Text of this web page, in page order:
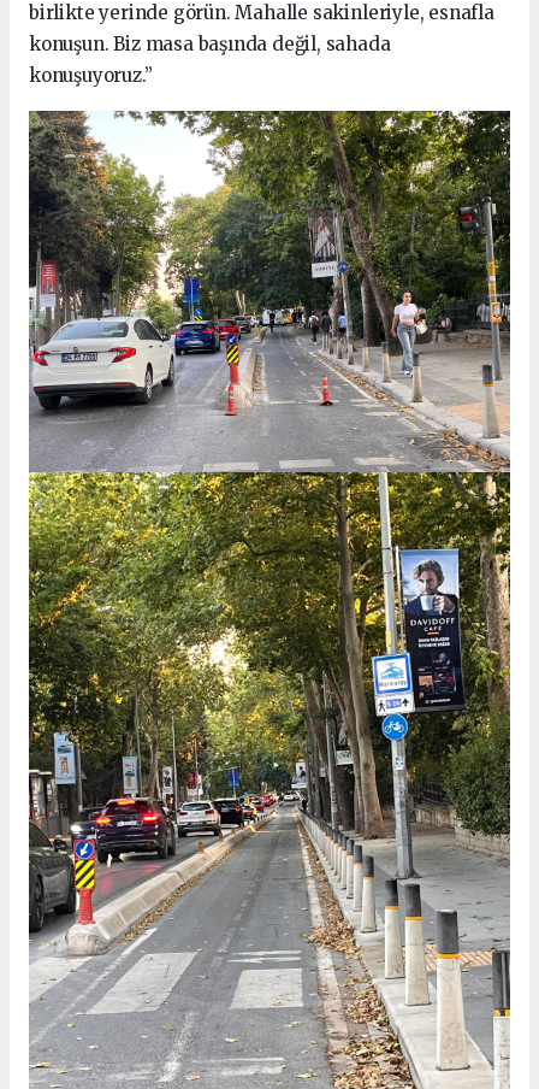
birlikte yerinde görün. Mahalle sakinleriyle, esnafla
konuşun. Biz masa başında değil, sahada
konuşuyoruz.”